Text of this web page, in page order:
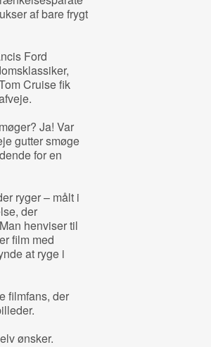
af bare frygt
Ford
Cruise fik
Ja! Var
gutter smøge
for en
ryger – målt i
der
henviser til
film med
at ryge i
filmfans, der
ønsker.